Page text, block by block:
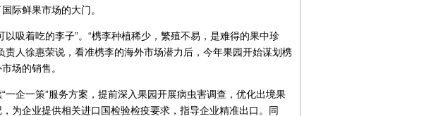
际鲜果市场的大门。
吸着吃的李子”。“槜李种植稀少，繁殖不易，是难得的果中珍
人徐惠荣说，看准槜李的海外市场潜力后，今年果园开始谋划槜
场的销售。
企一策”服务方案，提前深入果园开展病虫害调查，优化出境果
为企业提供相关进口国检验检疫要求，指导企业精准出口。同